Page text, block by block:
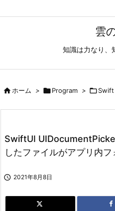
雲
知識は力なり、
ホーム > Program > Swift
SwiftUI
したファイルがアプリ内
 2021年8月8日